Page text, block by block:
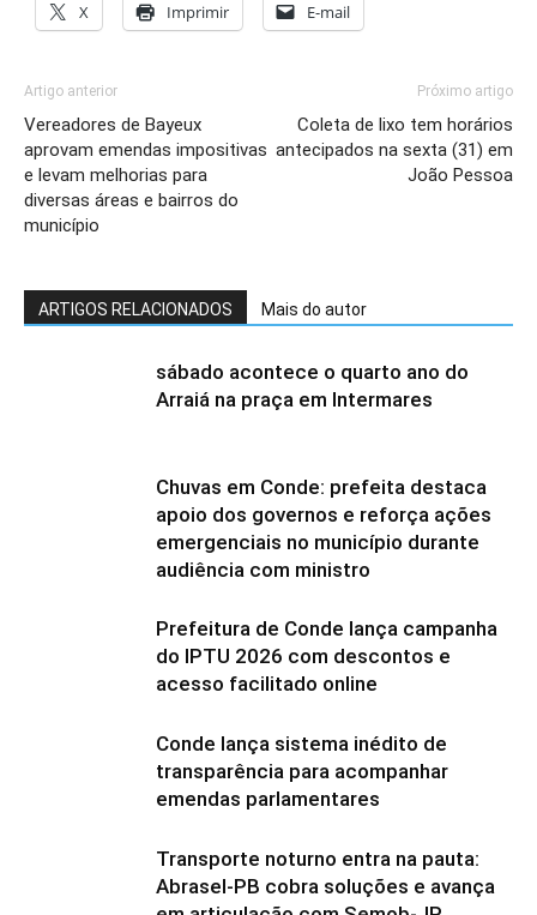
X Imprimir E-mail
Artigo anterior
Vereadores de Bayeux
aprovam emendas impositivas
e levam melhorias para
diversas áreas e bairros do
município
Próximo artigo
Coleta de lixo tem horários
antecipados na sexta (31) em
João Pessoa
ARTIGOS RELACIONADOS Mais do autor
sábado acontece o quarto ano do
Arraiá na praça em Intermares
Chuvas em Conde: prefeita destaca
apoio dos governos e reforça ações
emergenciais no município durante
audiência com ministro
Prefeitura de Conde lança campanha
do IPTU 2026 com descontos e
acesso facilitado online
Conde lança sistema inédito de
transparência para acompanhar
emendas parlamentares
Transporte noturno entra na pauta:
Abrasel-PB cobra soluções e avança